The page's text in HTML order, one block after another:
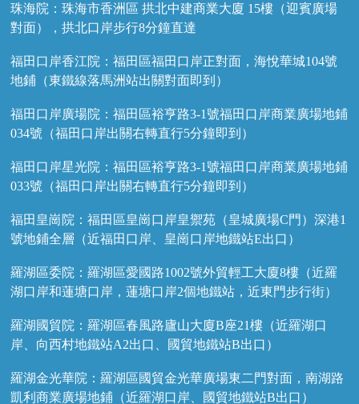
珠海院：珠海市香洲區 拱北中建商業大廈 15樓（迎賓廣場
對面），拱北口岸步行8分鐘直達
福田口岸香江院：福田區福田口岸正對面，海悅華城104號
地鋪（東鐵線落馬洲站出關對面即到）
福田口岸廣場院：福田區裕亨路3-1號福田口岸商業廣場地鋪
034號（福田口岸出關右轉直行5分鐘即到）
福田口岸星光院：福田區裕亨路3-1號福田口岸商業廣場地鋪
033號（福田口岸出關右轉直行5分鐘即到）
福田皇崗院：福田區皇崗口岸皇禦苑（皇城廣場C門）深港1
號地鋪全層（近福田口岸、皇崗口岸地鐵站E出口）
羅湖區委院：羅湖區愛國路1002號外貿輕工大廈8樓（近羅
湖口岸和蓮塘口岸，蓮塘口岸2個地鐵站，近東門步行街）
羅湖國貿院：羅湖區春風路廬山大廈B座21樓（近羅湖口
岸、向西村地鐵站A2出口、國貿地鐵站B出口）
羅湖金光華院：羅湖區國貿金光華廣場東二門對面，南湖路
凱利商業廣場地鋪（近羅湖口岸、國貿地鐵站B出口）